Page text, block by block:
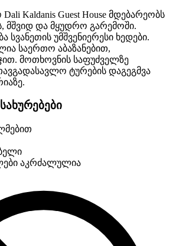
Kaldanis Guest House მდებარეობს
მშვიდ და მყუდრო გარემოში.
სვანეთის უმშვენიერესი ხედები.
საერთო აბაზანებით,
მოთხოვნის საფუძველზე
ტურების დაგეგმვა
აკრძალულია